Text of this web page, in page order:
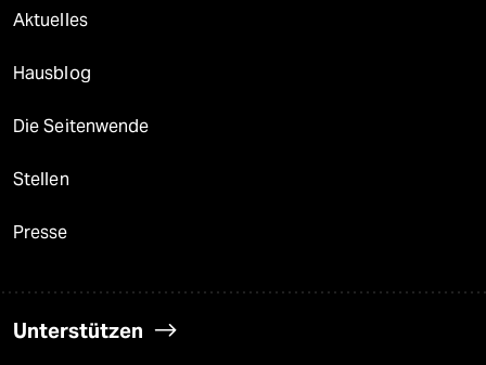
Aktuelles
Hausblog
Die Seitenwende
Stellen
Presse
Unterstützen